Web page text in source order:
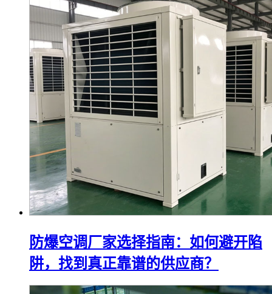
防爆空调厂家选择指南：如何避开陷
阱，找到真正靠谱的供应商？